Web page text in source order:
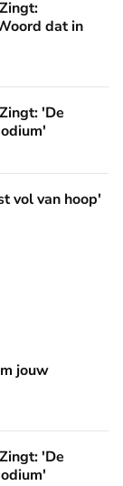
deel 2' en
dat in
vrouw' en 'Pak
'De
op de radio
vol van hoop'
heeft!
jouw
vrouw' en 'Pak
'De